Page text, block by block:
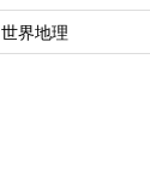
世界地理